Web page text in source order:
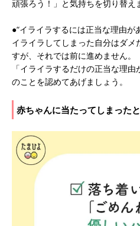
頑張ろう！」と気持ちを切り替え
●“イライラするには正当な理由が
イライラしてしまった自分はダ
すが、それでは前に進めません。
「イライラするだけの正当な理
のことを認めてあげましょう。
赤ちゃんに当たってしまった